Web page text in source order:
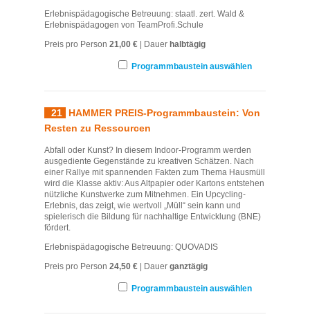
Erlebnispädagogische Betreuung: staatl. zert. Wald &
Erlebnispädagogen von TeamProfi.Schule
Preis pro Person 21,00 € | Dauer halbtägig
Programmbaustein auswählen
21
HAMMER PREIS-Programmbaustein: Von
Resten zu Ressourcen
Abfall oder Kunst? In diesem Indoor-Programm werden
ausgediente Gegenstände zu kreativen Schätzen. Nach
einer Rallye mit spannenden Fakten zum Thema Hausmüll
wird die Klasse aktiv: Aus Altpapier oder Kartons entstehen
nützliche Kunstwerke zum Mitnehmen. Ein Upcycling-
Erlebnis, das zeigt, wie wertvoll „Müll“ sein kann und
spielerisch die Bildung für nachhaltige Entwicklung (BNE)
fördert.
Erlebnispädagogische Betreuung: QUOVADIS
Preis pro Person 24,50 € | Dauer ganztägig
Programmbaustein auswählen